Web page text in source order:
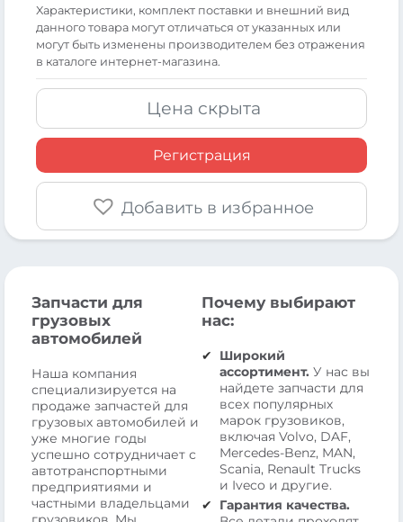
Xарактеристики, комплект поставки и внешний вид
данного товара могут отличаться от указанных или
могут быть изменены производителем без отражения
в каталоге интернет-магазина.
Цена скрыта
Регистрация
Добавить в избранное
Запчасти для
грузовых
автомобилей
Наша компания
специализируется на
продаже запчастей для
грузовых автомобилей и
уже многие годы
успешно сотрудничает с
автотранспортными
предприятиями и
частными владельцами
Почему выбирают
нас:
Широкий
ассортимент. У нас вы
найдете запчасти для
всех популярных
марок грузовиков,
включая Volvo, DAF,
Mercedes-Benz, MAN,
Scania, Renault Trucks
и Iveco и другие.
Гарантия качества.